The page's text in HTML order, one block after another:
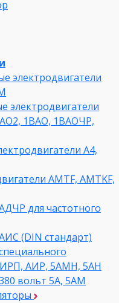
электродвигатели
1ВАО, 1ВАОЧР,
A4,
AMTF, AMTKF,
для частотного
(DIN стандарт)
АИР, 5АМН, 5АН
вольт 5А, 5АМ